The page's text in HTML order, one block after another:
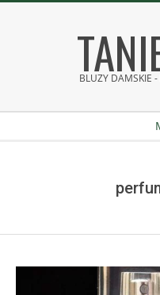
BLUZY DAMSKIE